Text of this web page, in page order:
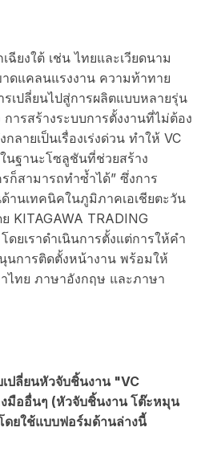
ฉียงใต้ เช่น ไทยและเวียดนาม
ดแคลนแรงงาน ความท้าทาย
เปลี่ยนไปสู่การผลิตแบบหลายรุ่น
ารสร้างระบบการตั้งงานที่ไม่ต้อง
ลายเป็นเรื่องเร่งด่วน ทำให้ VC
นฐานะโซลูชันที่ช่วยสร้าง
ก็สามารถทำซ้ำได้” ซึ่งการ
านเทคนิคในภูมิภาคเอเชียตะวัน
KITAGAWA TRADING
ดยเราดำเนินการตั้งแต่การให้คำ
นการติดตั้งหน้างาน พร้อมให้
ทย ภาษาอังกฤษ และภาษา
ปลี่ยนหัวจับชิ้นงาน "VC
มืออื่นๆ (หัวจับชิ้นงาน โต๊ะหมุน
ดยใช้แบบฟอร์มด้านล่างนี้